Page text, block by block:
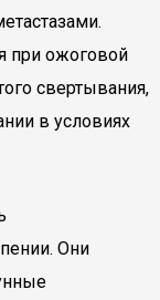
при ожоговой
свертывания,
в условиях
Они